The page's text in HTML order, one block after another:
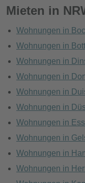
Mieten in
Wohnungen in
Wohnungen in
Wohnungen in
Wohnungen in
Wohnungen in
Wohnungen in
Wohnungen in
Wohnungen in
Wohnungen in
Wohnungen in